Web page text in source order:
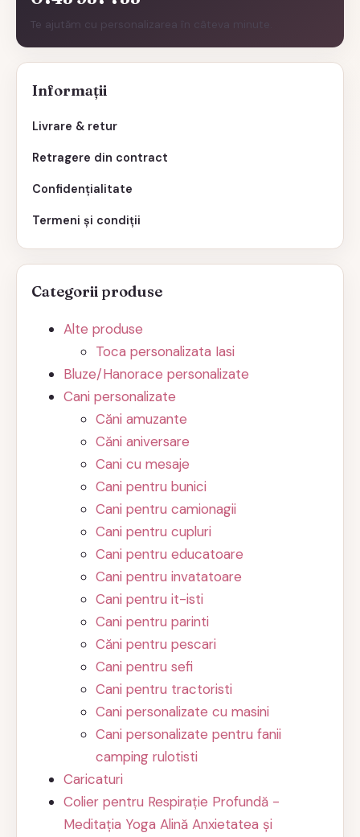
Te ajutăm cu personalizarea în câteva minute.
Informații
Livrare & retur
Retragere din contract
Confidențialitate
Termeni și condiții
Categorii produse
Alte produse
Toca personalizata Iasi
Bluze/Hanorace personalizate
Cani personalizate
Căni amuzante
Căni aniversare
Cani cu mesaje
Cani pentru bunici
Cani pentru camionagii
Cani pentru cupluri
Cani pentru educatoare
Cani pentru invatatoare
Cani pentru it-isti
Cani pentru parinti
Căni pentru pescari
Cani pentru sefi
Cani pentru tractoristi
Cani personalizate cu masini
Cani personalizate pentru fanii
camping rulotisti
Caricaturi
Colier pentru Respirație Profundă -
Meditația Yoga Alină Anxietatea și